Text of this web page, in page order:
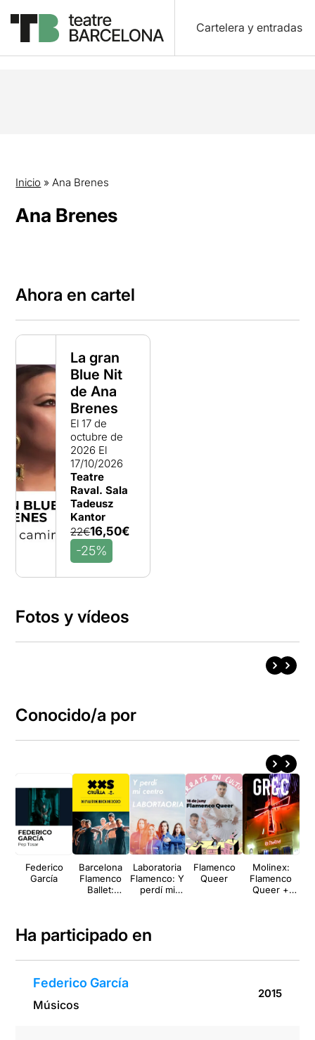
Cartelera y entradas
Inicio »Ana Brenes
Ana Brenes
Ahora en cartel
La gran
Blue Nit
de Ana
Brenes
El 17 de
octubre de
2026 El
17/10/2026
Teatre
Raval. Sala
Tadeusz
Kantor
22€16,50€
-25%
Fotos y vídeos
Conocido/a por
Federico
García
Barcelona
Flamenco
Ballet:
Laboratoria
Flamenco: Y
perdí mi
Flamenco
Queer
Molinex:
Flamenco
Queer +
Ha participado en
Federico García
Músicos
2015